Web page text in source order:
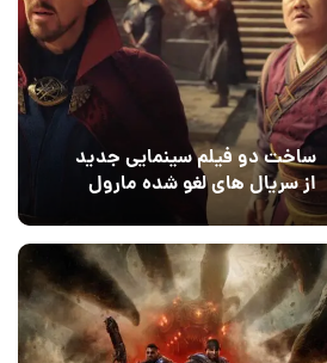
ساخت دو فیلم سینمایی جدید
از سریال های لغو شده مارول
۰